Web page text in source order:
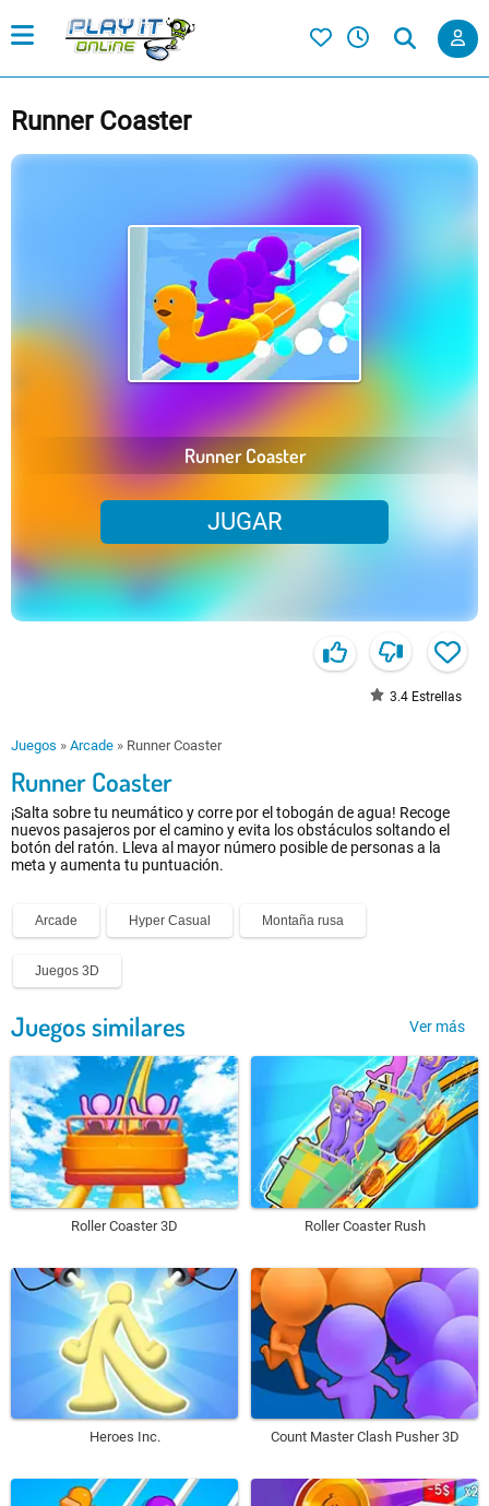
Runner Coaster
Runner Coaster
JUGAR
3.4 Estrellas
Juegos » Arcade » Runner Coaster
Runner Coaster
¡Salta sobre tu neumático y corre por el tobogán de agua! Recoge
nuevos pasajeros por el camino y evita los obstáculos soltando el
botón del ratón. Lleva al mayor número posible de personas a la
meta y aumenta tu puntuación.
Arcade Hyper Casual Montaña rusa
Juegos 3D
Juegos similares Ver más
Roller Coaster 3D Roller Coaster Rush
Heroes Inc. Count Master Clash Pusher 3D